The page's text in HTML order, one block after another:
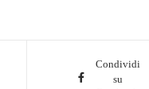
Condividi
su